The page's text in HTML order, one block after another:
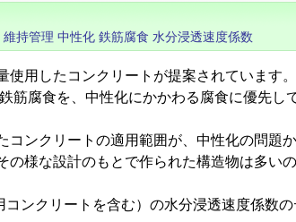
維持管理 中性化 鉄筋腐食 水分浸透速度係数
用したコンクリートが提案されています。
筋腐食を、中性化にかかわる腐食に優先し
ンクリートの適用範囲が、中性化の問題か
様な設計のもとで作られた構造物は多い
ンクリートを含む）の水分浸透速度係数